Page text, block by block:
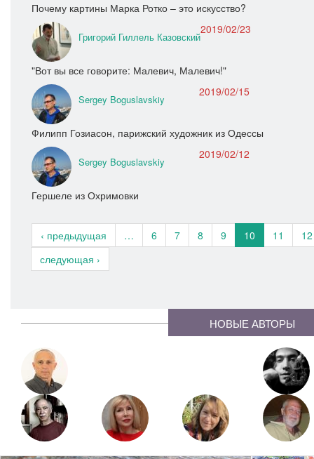
Почему картины Марка Ротко – это искусство?
Григорий Гиллель Казовский
2019/02/23
"Вот вы все говорите: Малевич, Малевич!"
Sergey Boguslavskiy
2019/02/15
Филипп Гозиасон, парижский художник из Одессы
Sergey Boguslavskiy
2019/02/12
Гершеле из Охримовки
‹ предыдущая … 6 7 8 9 10 11
12
следующая ›
НОВЫЕ АВТОРЫ